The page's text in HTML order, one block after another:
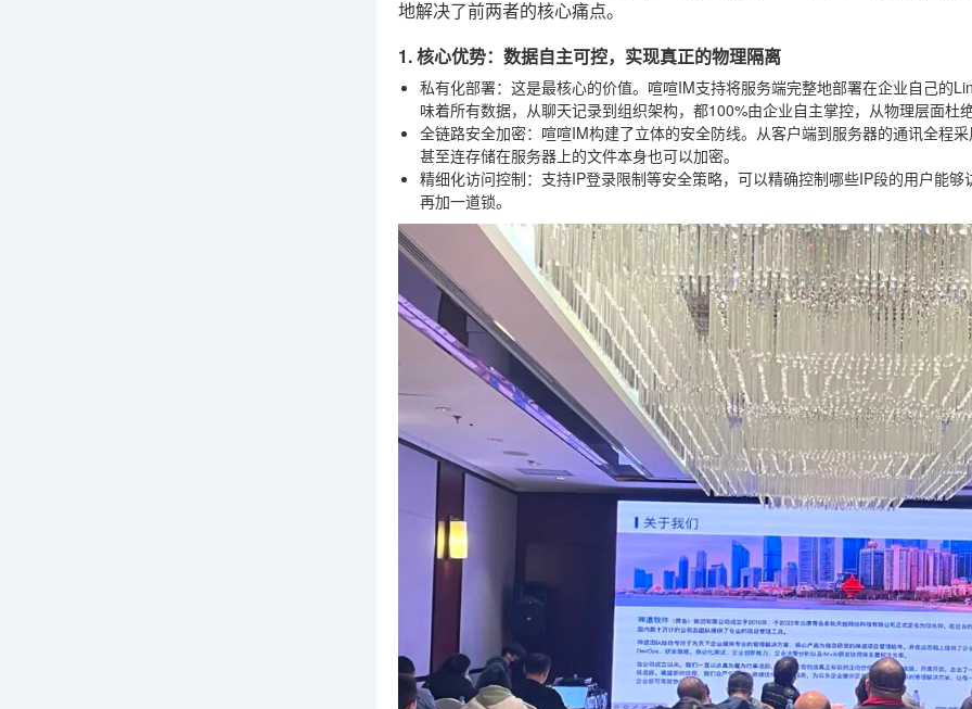
地解决了前两者的核心痛点。
1. 核心优势：数据自主可控，实现真正的物理隔离
私有化部署：这是最核心的价值。喧喧IM支持将服务端完整地部署在企业自己的
味着所有数据，从聊天记录到组织架构，都100%由企业自主掌控，从物理层面杜
全链路安全加密：喧喧IM构建了立体的安全防线。从客户端到服务器的通讯全程
甚至连存储在服务器上的文件本身也可以加密。
精细化访问控制：支持IP登录限制等安全策略，可以精确控制哪些IP段的用户能
再加一道锁。